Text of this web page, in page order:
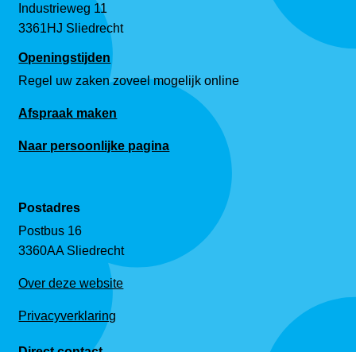
Industrieweg 11
3361HJ Sliedrecht
Openingstijden
Regel uw zaken zoveel mogelijk online
Afspraak maken
Naar persoonlijke pagina
Postadres
Postbus 16
3360AA Sliedrecht
Over deze website
Privacyverklaring